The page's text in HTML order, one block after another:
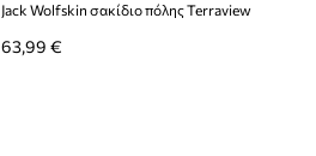
Jack Wolfskin σακίδιο πόλης Terraview
63,99 €